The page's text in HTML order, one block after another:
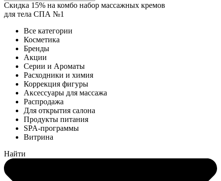
Скидка 15% на комбо набор массажных кремов
для тела СПА №1
Все категории
Косметика
Бренды
Акции
Серии и Ароматы
Расходники и химия
Коррекция фигуры
Аксессуары для массажа
Распродажа
Для открытия салона
Продукты питания
SPA-программы
Витрина
Найти